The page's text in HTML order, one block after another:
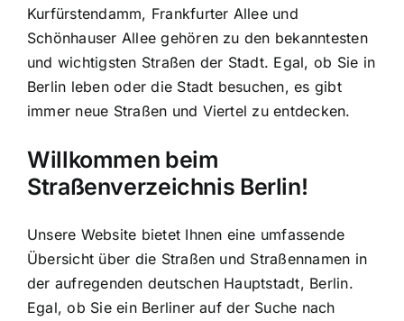
Kurfürstendamm, Frankfurter Allee und
Schönhauser Allee gehören zu den bekanntesten
und wichtigsten Straßen der Stadt. Egal, ob Sie in
Berlin leben oder die Stadt besuchen, es gibt
immer neue Straßen und Viertel zu entdecken.
Willkommen beim
Straßenverzeichnis Berlin!
Unsere Website bietet Ihnen eine umfassende
Übersicht über die Straßen und Straßennamen in
der aufregenden deutschen Hauptstadt, Berlin.
Egal, ob Sie ein Berliner auf der Suche nach